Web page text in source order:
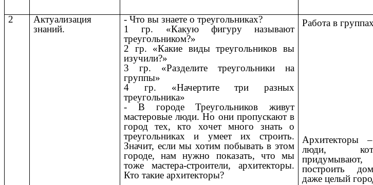
2
Актуализация
знаний.
- Что вы знаете о треугольниках?
1 гр. «Какую фигуру называют
треугольником?»
2 гр. «Какие виды треугольников вы
изучили?»
3 гр. «Разделите треугольники на
группы»
4 гр. «Начертите три разных
треугольника»
- В городе Треугольников живут
мастеровые люди. Но они пропускают в
город тех, кто хочет много знать о
треугольниках и умеет их строить.
Значит, если мы хотим побывать в этом
городе, нам нужно показать, что мы
тоже мастера-строители, архитекторы.
Кто такие архитекторы?
Работа в
Архитекторы
люди,
построить
даже целый